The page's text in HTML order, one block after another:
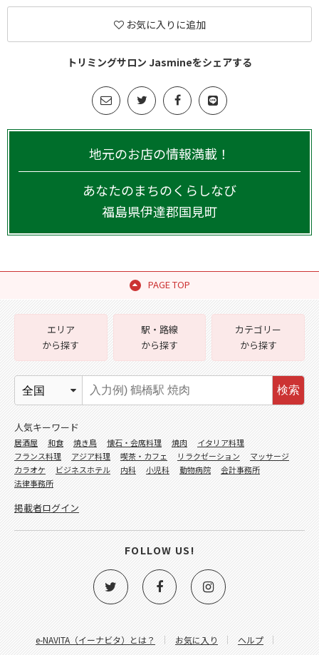
お気に入りに追加
トリミングサロン Jasmineをシェアする
地元のお店の情報満載！
あなたのまちのくらしなび
福島県伊達郡国見町
PAGE TOP
e-NAVITA（イーナビタ）とは？ お気に入り ヘルプ
エリア
から探す
駅・路線
から探す
カテゴリー
から探す
検索
人気キーワード
居酒屋 和食 焼き鳥 懐石・会席料理 焼肉
イタリア料理
フランス料理
アジア料理 喫茶・カフェ リラクゼーション
マッサージ
カラオケ
ビジネスホテル 内科 小児科 動物病院
会計事務所
法律事務所
掲載者ログイン
FOLLOW US!